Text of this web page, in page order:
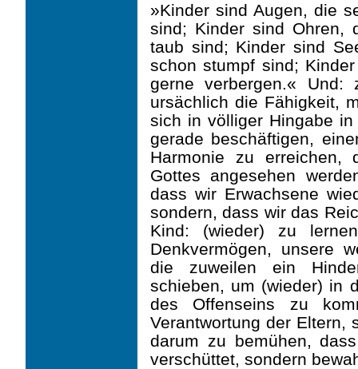
»Kinder sind Augen, die
sind; Kinder sind Ohren,
taub sind; Kinder sind
schon stumpf sind;
gerne verbergen.« Und:
ursächlich die Fähigkeit,
sich in völliger Hingabe
gerade beschäftigen,
Harmonie zu
Gottes angesehen
dass wir Erwachsene
sondern, dass wir das
Kind: (wieder) zu
Denkvermögen, unsere
die zuweilen ein
schieben, um (wieder) in
des Offenseins zu
Verantwortung der Eltern,
darum zu bemühen,
verschüttet, sondern